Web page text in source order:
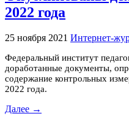
2022 года
25 ноября 2021 Интернет-
Федеральный институт
доработанные документы,
содержание контрольных
2022 года.
Далее →